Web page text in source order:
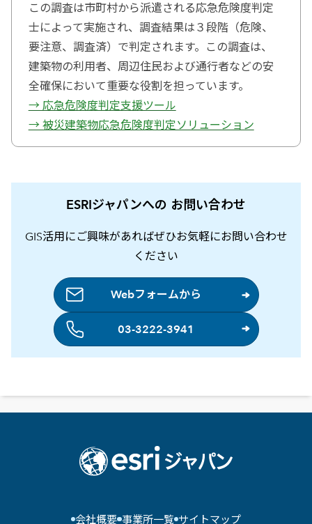
この調査は市町村から派遣される応急危険度判定
士によって実施され、調査結果は３段階（危険、
要注意、調査済）で判定されます。この調査は、
建築物の利用者、周辺住民および通行者などの安
全確保において重要な役割を担っています。
→ 応急危険度判定支援ツール
→ 被災建築物応急危険度判定ソリューション
ESRIジャパンへの お問い合わせ
GIS活用にご興味があればぜひお気軽にお問い合わせ
ください
Webフォームから
03-3222-3941
会社概要 事業所一覧 サイトマップ